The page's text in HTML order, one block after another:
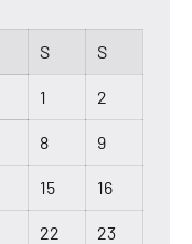
S S
1 2
8 9
15 16
22 23